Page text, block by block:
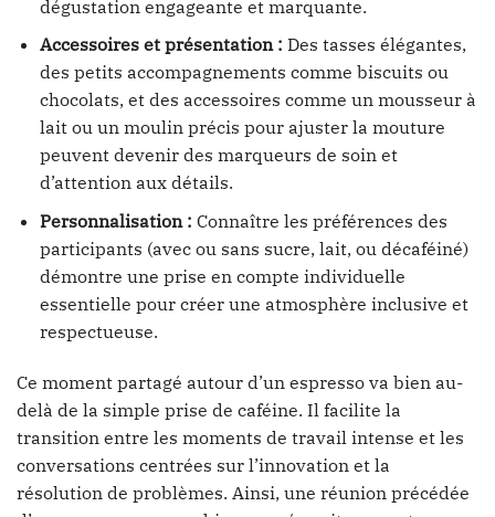
dégustation engageante et marquante.
Accessoires et présentation : Des tasses élégantes,
des petits accompagnements comme biscuits ou
chocolats, et des accessoires comme un mousseur à
lait ou un moulin précis pour ajuster la mouture
peuvent devenir des marqueurs de soin et
d’attention aux détails.
Personnalisation : Connaître les préférences des
participants (avec ou sans sucre, lait, ou décaféiné)
démontre une prise en compte individuelle
essentielle pour créer une atmosphère inclusive et
respectueuse.
Ce moment partagé autour d’un espresso va bien au-
delà de la simple prise de caféine. Il facilite la
transition entre les moments de travail intense et les
conversations centrées sur l’innovation et la
résolution de problèmes. Ainsi, une réunion précédée